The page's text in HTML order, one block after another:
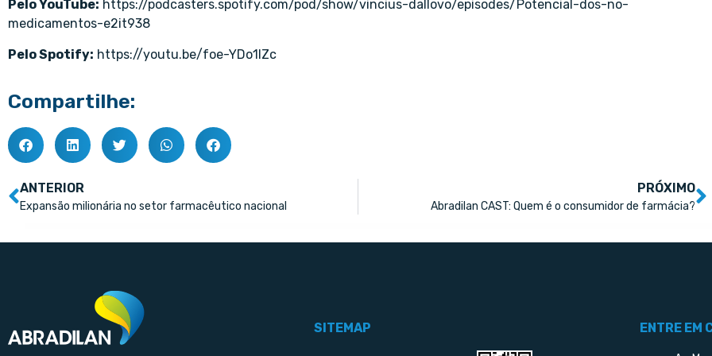
Pelo YouTube: https://podcasters.spotify.com/pod/show/vincius-dallovo/episodes/Potencial-dos-no-
medicamentos-e2it938
Pelo Spotify: https://youtu.be/foe-YDo1lZc
Compartilhe:
ANTERIOR
Expansão milionária no setor farmacêutico nacional
PRÓXIMO
Abradilan CAST: Quem é o consumidor de farmácia?
SITEMAP ENTRE EM